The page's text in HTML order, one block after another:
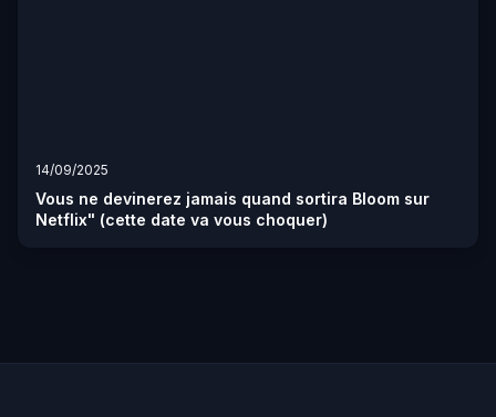
14/09/2025
Vous ne devinerez jamais quand sortira Bloom sur
Netflix" (cette date va vous choquer)